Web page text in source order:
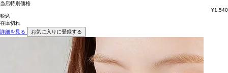
当店特別価格
¥1,540
税込
在庫切れ
詳細を見る
お気に入りに登録する